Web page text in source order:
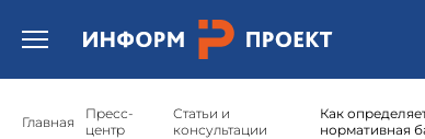
Открыть бургер меню.
Главная
Пресс-
центр
Статьи и
консультации
Как
нормативная